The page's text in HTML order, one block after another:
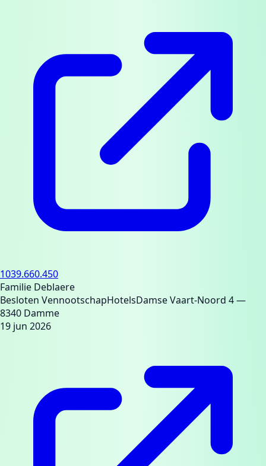
1039.660.450
Familie Deblaere
Besloten VennootschapHotelsDamse Vaart-Noord 4—
8340 Damme
19 jun 2026